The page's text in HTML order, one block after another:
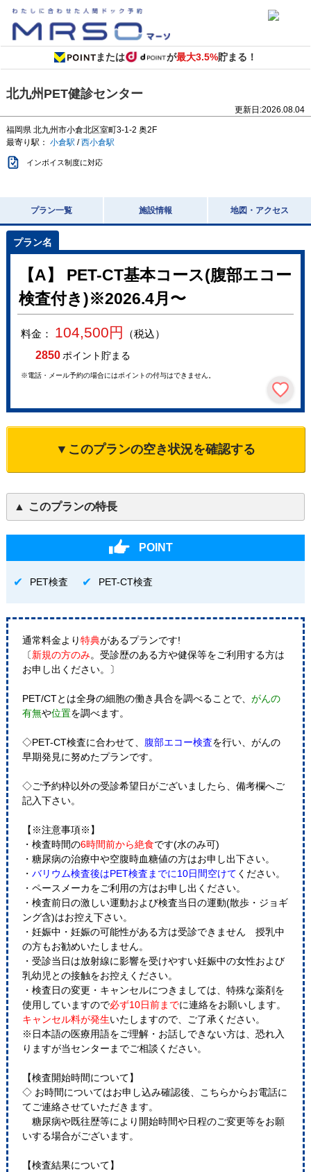
または が最大3.5%貯まる！
北九州PET健診センター
更新日:2026.08.04
福岡県 北九州市小倉北区室町3-1-2 奥2F
最寄り駅： 小倉駅 /西小倉駅
インボイス制度に対応
プラン一覧 施設情報 地図・アクセス
【A】 PET-CT基本コース(腹部エコー
検査付き)※2026.4月〜
料金： 104,500円
（税込）
2850ポイント貯まる
※電話・メール予約の場合にはポイントの付与はできません。
▼このプランの空き状況を確認する
このプランの特長
POINT
PET検査 PET-CT検査
通常料金より特典があるプランです!
〔新規の方のみ。受診歴のある方や健保等をご利用する方は
お申し出ください。〕
PET/CTとは全身の細胞の働き具合を調べることで、 がんの
有無や位置を調べます。
◇PET-CT検査に合わせて、 腹部エコー検査を行い、がんの
早期発見に努めたプランです。
◇ご予約枠以外の受診希望日がございましたら、備考欄へご
記入下さい。
【※注意事項※】
・検査時間の6時間前から絶食です(水のみ可)
・糖尿病の治療中や空腹時血糖値の方はお申し出下さい。
・ バリウム検査後はPET検査までに10日間空けて ください。
・ペースメーカをご利用の方はお申し出ください。
・検査前日の激しい運動および検査当日の運動(散歩・ジョギ
ング含)はお控え下さい。
・妊娠中・妊娠の可能性がある方は受診できません 授乳中
の方もお勧めいたしません。
・受診当日は放射線に影響を受けやすい妊娠中の女性および
乳幼児との接触をお控えください。
・検査日の変更・キャンセルにつきましては、特殊な薬剤を
使用していますので必ず10日前までに連絡をお願いします。
キャンセル料が発生いたしますので、ご了承ください。
※日本語の医療用語をご理解・お話しできない方は、恐れ入
りますが当センターまでご相談ください。
【検査開始時間について】
◇ お時間についてはお申し込み確認後、こちらからお電話に
てご連絡させていただきます。
糖尿病や既往歴等により開始時間や日程のご変更等をお願
いする場合がございます。
【検査結果について】